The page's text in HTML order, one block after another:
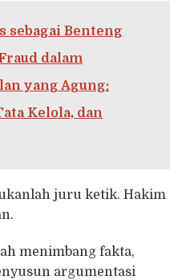
sebagai Benteng
dalam
yang Agung:
Kelola, dan
juru ketik. Hakim
menimbang fakta,
argumentasi